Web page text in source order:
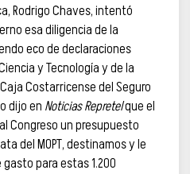
Rodrigo Chaves, intentó
esa diligencia de la
eco de declaraciones
y Tecnología y de la
Costarricense del Seguro
dijo en Noticias Repretelque el
Congreso un presupuesto
del MOPT, destinamos y le
para estas 1.200